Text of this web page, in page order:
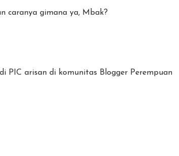
caranya gimana ya, Mbak?
PIC arisan di komunitas Blogger Perempuan